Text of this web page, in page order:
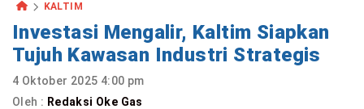
KALTIM
Investasi Mengalir, Kaltim Siapkan
Tujuh Kawasan Industri Strategis
4 Oktober 2025 4:00 pm
Oleh : Redaksi Oke Gas